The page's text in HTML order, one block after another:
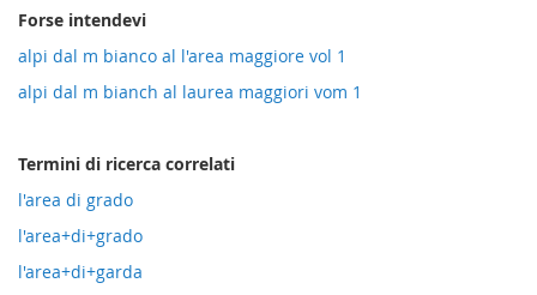
Forse intendevi
alpi dal m bianco al l'area maggiore vol 1
alpi dal m bianch al laurea maggiori vom 1
Termini di ricerca correlati
l'area di grado
l'area+di+grado
l'area+di+garda